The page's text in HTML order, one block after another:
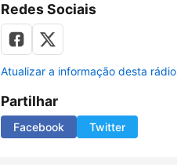
Redes Sociais
Atualizar a informação desta rádio
Partilhar
Facebook Twitter